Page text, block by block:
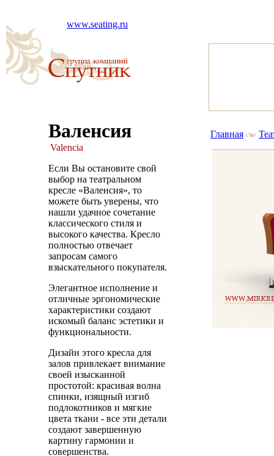
www.seating.ru
Валенсия
Valencia
Если Вы остановите свой
выбор на театральном
кресле «Валенсия», то
можете быть уверены, что
нашли удачное сочетание
классического стиля и
высокого качества. Кресло
полностью отвечает
запросам самого
взыскательного покупателя.
Элегантное исполнение и
отличные эргономические
характеристики создают
искомый баланс эстетики и
функциональности.
Дизайн этого кресла для
залов привлекает внимание
своей изысканной
простотой: красивая волна
спинки, изящный изгиб
подлокотников и мягкие
цвета ткани - все эти детали
создают завершенную
картину гармонии и
совершенства.
Главная